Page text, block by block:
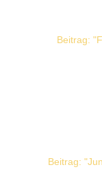
Beitrag:
Beitrag: